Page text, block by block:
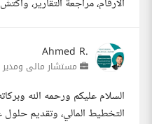
الأرقام، مراجعة التقارير،
Ahmed R.
مستشار مالى
التخطيط المالي، وتقديم